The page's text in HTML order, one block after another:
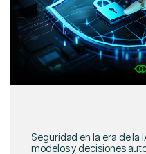
Seguridad en la era de la
modelos y decisiones